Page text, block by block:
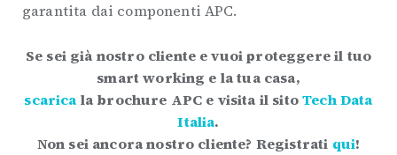
garantita dai componenti APC.
Se sei già nostro cliente e vuoi proteggere il tuo
smart working e la tua casa,
scaricala brochure APC e visita il sitoTech Data
Italia.
Non sei ancora nostro cliente? Registrati qui!